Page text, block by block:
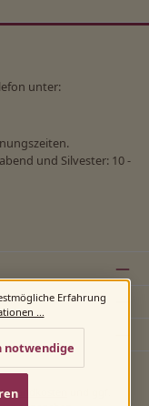
unter:
und Silvester: 10 -
Erfahrung
...
notwendige